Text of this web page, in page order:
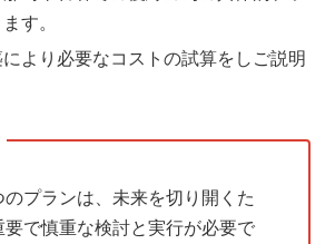
す。
より必要なコストの試算をしご説明
のプランは、未来を切り開くた
要で慎重な検討と実行が必要で